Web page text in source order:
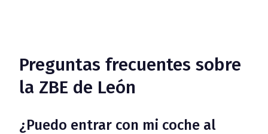
Preguntas frecuentes sobre
la ZBE de León
¿Puedo entrar con mi coche al